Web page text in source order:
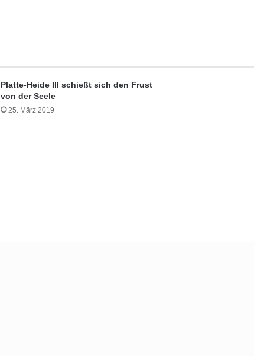
Platte-Heide III schießt sich den Frust
von der Seele
25. März 2019